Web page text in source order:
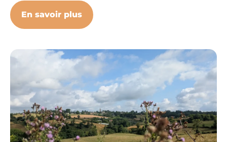
Vue sur Morlhon-le-Haut, ©
En savoir plus